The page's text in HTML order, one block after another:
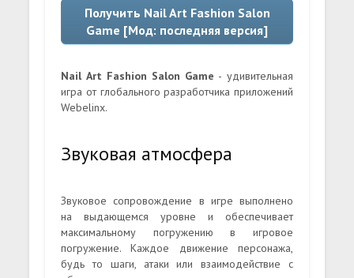
Получить Nail Art Fashion Salon
Game [Мод: последняя версия]
Nail Art Fashion Salon Game - удивительная
игра от глобального разработчика приложений
Webelinx.
Звуковая атмосфера
Звуковое сопровождение в игре выполнено
на выдающемся уровне и обеспечивает
максимальному погружению в игровое
погружение. Каждое движение персонажа,
будь то шаги, атаки или взаимодействие с